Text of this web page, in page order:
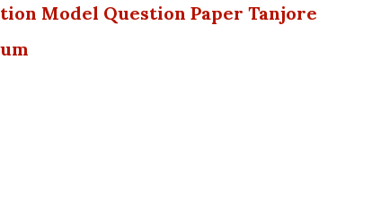
Model Question Paper Tanjore